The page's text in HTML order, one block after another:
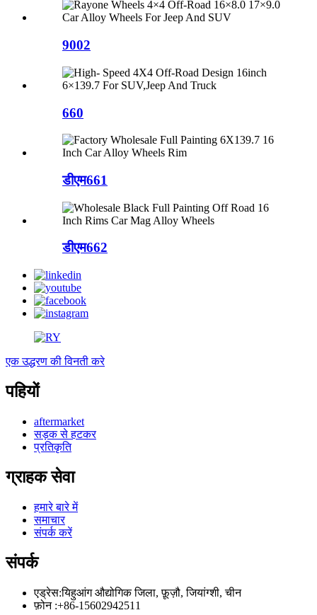
9002
660
डीएम661
डीएम662
एक उद्धरण की विनती करे
पहियों
aftermarket
सड़क से हटकर
प्रतिकृति
ग्राहक सेवा
हमारे बारे में
समाचार
संपर्क करें
संपर्क
एड्रेस:यिहुआंग औद्योगिक जिला, फ़ूज़ौ, जियांग्शी, चीन
फ़ोन :+86-15602942511